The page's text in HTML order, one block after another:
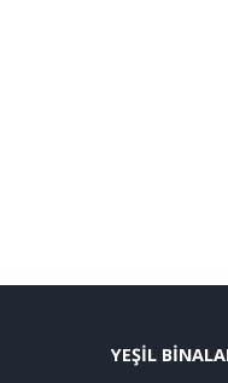
YEŞİL